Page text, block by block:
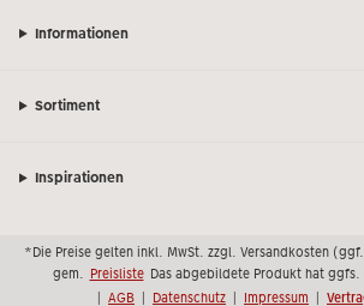
Informationen
Sortiment
Inspirationen
Bei Fragen zu Produkten oder der Bestellung
0441 18131902Mo. bis Sa.: 8:00 – 20:00 Uhr und
*Die Preise gelten inkl. MwSt. zzgl. Versandkosten
gem. Preisliste Das abgebildete Produkt hat ggfs.
| AGB | Datenschutz | Impressum |